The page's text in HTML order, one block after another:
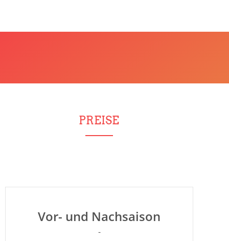
PREISE
Vor- und Nachsaison
-